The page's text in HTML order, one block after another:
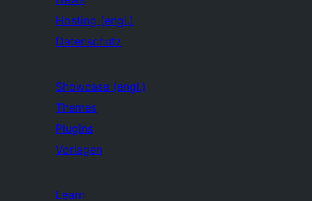
Hosting (engl.)
Datenschutz
Showcase (engl.)
Themes
Plugins
Vorlagen
Learn